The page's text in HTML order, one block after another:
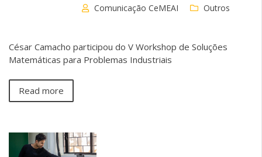
Comunicação CeMEAI Outros
César Camacho participou do V Workshop de Soluções
Matemáticas para Problemas Industriais
Read more